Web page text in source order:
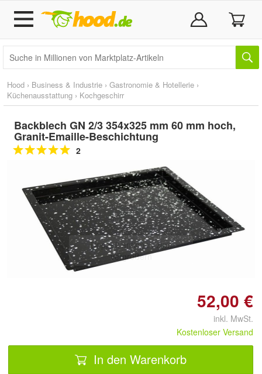
Hood › Business & Industrie › Gastronomie & Hotellerie ›
Küchenausstattung › Kochgeschirr
Backblech GN 2/3 354x325 mm 60 mm hoch,
Granit-Emaille-Beschichtung
2
Doppelt antippen zum
vergrößern
52,00 €
inkl. MwSt.
Kostenloser Versand
In den Warenkorb